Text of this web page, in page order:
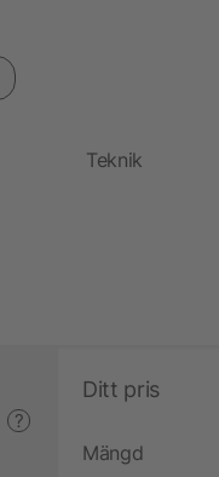
Teknik
?
Ditt pris
Mängd